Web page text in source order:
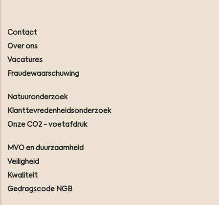
Contact
Over ons
Vacatures
Fraudewaarschuwing
Natuuronderzoek
Klanttevredenheidsonderzoek
Onze CO2 - voetafdruk
MVO en duurzaamheid
Veiligheid
Kwaliteit
Gedragscode NGB